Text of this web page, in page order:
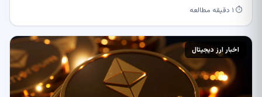
⏱ ۱ دقیقه مطالعه
اخبار ارز دیجیتال